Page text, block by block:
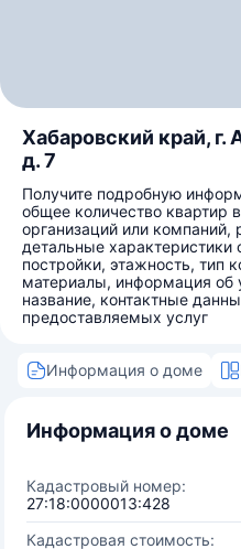
Хабаровский край, г.
д. 7
Получите подробную
общее количество квартир
организаций или
детальные характеристики
постройки, этажность, тип
материалы, информация
название, контактные
предоставляемых услуг
Информация о доме
Информация о доме
Кадастровый номер:
27:18:0000013:428
Кадастровая стоимость: